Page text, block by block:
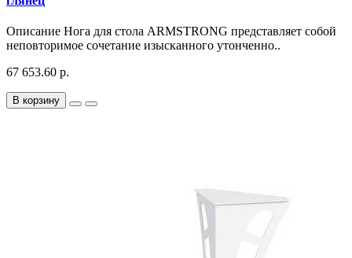
Описание Нога для стола ARMSTRONG представляет собой
неповторимое сочетание изысканного утонченно..
67 653.60 р.
В корзину